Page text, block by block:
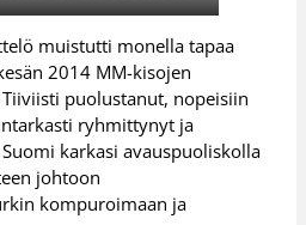
muistutti monella tapaa
2014 MM-kisojen
puolustanut, nopeisiin
ryhmittynyt ja
karkasi avauspuoliskolla
johtoon
kompuroimaan ja